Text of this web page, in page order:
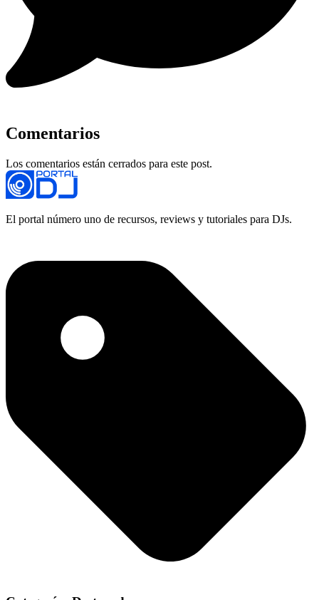
Comentarios
Los comentarios están cerrados para este post.
El portal número uno de recursos, reviews y tutoriales para DJs.